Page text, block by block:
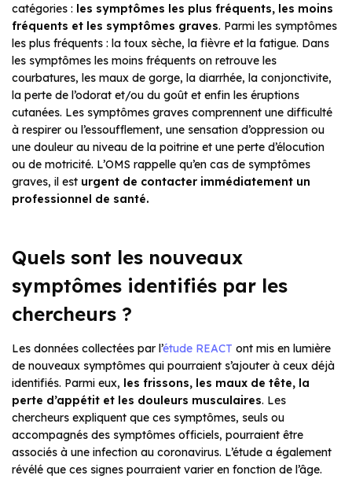
catégories : les symptômes les plus fréquents, les moins
fréquents et les symptômes graves. Parmi les symptômes
les plus fréquents : la toux sèche, la fièvre et la fatigue. Dans
les symptômes les moins fréquents on retrouve les
courbatures, les maux de gorge, la diarrhée, la conjonctivite,
la perte de l’odorat et/ou du goût et enfin les éruptions
cutanées. Les symptômes graves comprennent une difficulté
à respirer ou l’essoufflement, une sensation d’oppression ou
une douleur au niveau de la poitrine et une perte d’élocution
ou de motricité. L’OMS rappelle qu’en cas de symptômes
graves, il est urgent de contacter immédiatement un
professionnel de santé.
Quels sont les nouveaux
symptômes identifiés par les
chercheurs ?
Les données collectées par l’étude REACT ont mis en lumière
de nouveaux symptômes qui pourraient s’ajouter à ceux déjà
identifiés. Parmi eux, les frissons, les maux de tête, la
perte d’appétit et les douleurs musculaires. Les
chercheurs expliquent que ces symptômes, seuls ou
accompagnés des symptômes officiels, pourraient être
associés à une infection au coronavirus. L’étude a également
révélé que ces signes pourraient varier en fonction de l’âge.